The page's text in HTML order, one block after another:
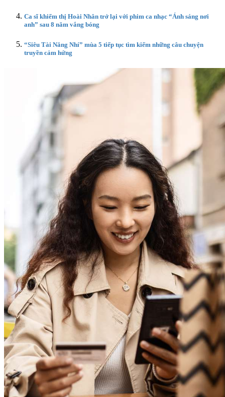
Ca sĩ khiếm thị Hoài Nhân trở lại với phim ca nhạc “Ánh sáng nơi
anh” sau 8 năm vắng bóng
“Siêu Tài Năng Nhí” mùa 5 tiếp tục tìm kiếm những câu chuyện
truyền cảm hứng